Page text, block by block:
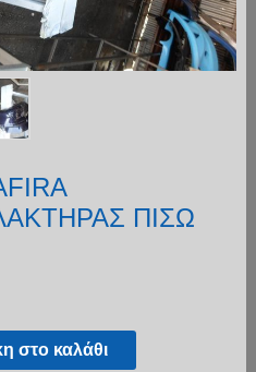
ΠΙΣΩ
στο καλάθι